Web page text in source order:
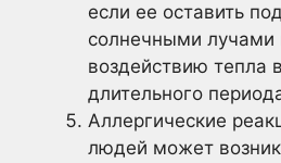
если ее оставить
солнечными лучами
воздействию тепла
длительного
Аллергические
людей может